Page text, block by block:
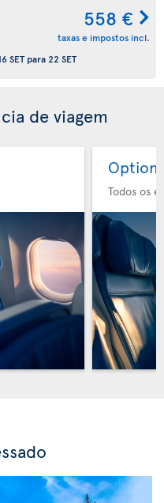
558 €
taxas e impostos incl.
SETpara22 SET
de viagem
Option
Todos os